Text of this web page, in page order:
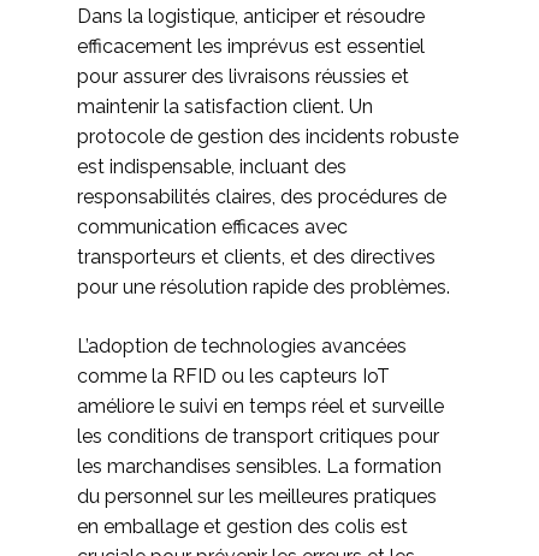
Dans la logistique, anticiper et résoudre
efficacement les imprévus est essentiel
pour assurer des livraisons réussies et
maintenir la satisfaction client. Un
protocole de gestion des incidents robuste
est indispensable, incluant des
responsabilités claires, des procédures de
communication efficaces avec
transporteurs et clients, et des directives
pour une résolution rapide des problèmes.
L’adoption de technologies avancées
comme la RFID ou les capteurs IoT
améliore le suivi en temps réel et surveille
les conditions de transport critiques pour
les marchandises sensibles. La formation
du personnel sur les meilleures pratiques
en emballage et gestion des colis est